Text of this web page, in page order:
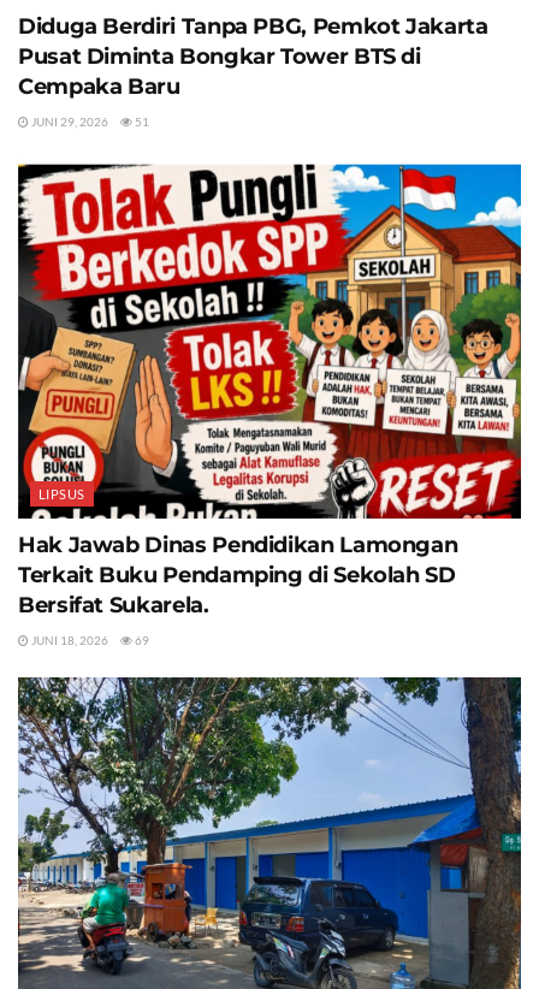
Diduga Berdiri Tanpa PBG, Pemkot Jakarta
Pusat Diminta Bongkar Tower BTS di
Cempaka Baru
JUNI 29, 2026 51
LIPSUS
Hak Jawab Dinas Pendidikan Lamongan
Terkait Buku Pendamping di Sekolah SD
Bersifat Sukarela.
JUNI 18, 2026 69